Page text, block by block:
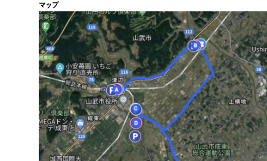
マップ